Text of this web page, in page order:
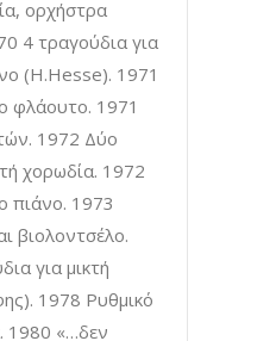
ορχήστρα
4 τραγούδια για
(H.Hesse). 1971
φλάουτο. 1971
1972 Δύο
χορωδία. 1972
πιάνο. 1973
βιολοντσέλο.
για μικτή
1978 Ρυθμικό
1980 «…δεν